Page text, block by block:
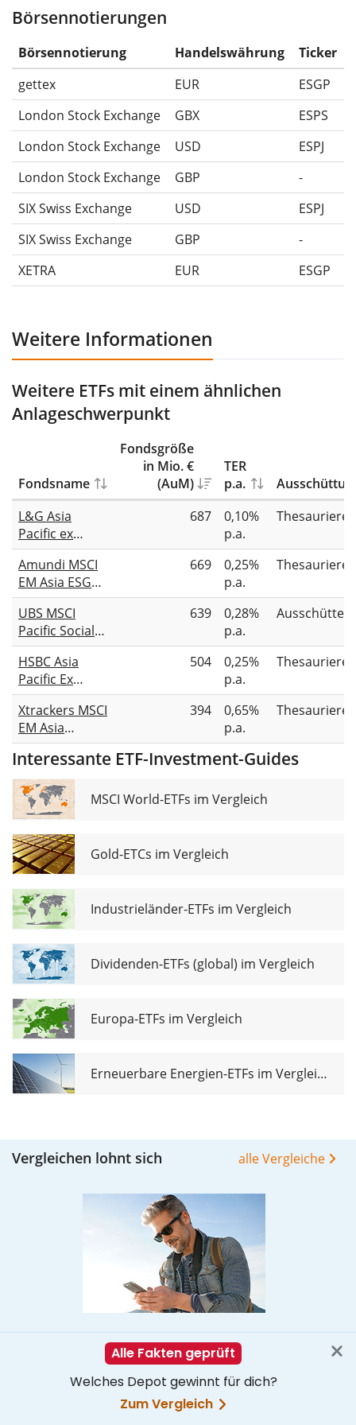
Die Wertentwicklungsangaben für ETFs beinhalten
Ausschüttungen (falls vorhanden).
Börsennotierungen
Börsennotierung Handelswährung
Ticker
gettex
EUR
ESGP
London Stock Exchange
GBX
ESPS
London Stock Exchange
USD
ESPJ
London Stock Exchange
GBP
-
SIX Swiss Exchange
USD
ESPJ
SIX Swiss Exchange
GBP
-
XETRA
EUR ESGP
Weitere Informationen
Weitere ETFs mit einem ähnlichen
Anlageschwerpunkt
Fondsname
Fondsgröße
in Mio. €
(AuM)
TER
p.a.
L&G Asia
Pacific ex
Japan Equity
UCITS ETF
687
0,10%
p.a.
Amundi MSCI
EM Asia ESG
Broad
Transition
UCITS ETF Acc
669
0,25%
p.a.
UBS MSCI
Pacific Socially
Responsible
UCITS ETF USD
dis
639
0,28%
p.a.
HSBC Asia
Pacific Ex
Japan
Screened
Equity UCITS
ETF USD
504
0,25%
p.a.
Xtrackers MSCI
EM Asia
Screened
Swap UCITS
ETF 1C
394
0,65%
p.a.
Interessante ETF-Investment-Guides
MSCI World-ETFs im Vergleich
Gold-ETCs im Vergleich
Industrieländer-ETFs im Vergleich
Dividenden-ETFs (global) im Vergleich
Europa-ETFs im Vergleich
Erneuerbare Energien-ETFs im Vergleich
Vergleichen lohnt sich alle Vergleiche
Online Broker im Vergleich
Ob Kauf oder Verkauf: Das sind die besten Online
Broker-Angebote für ETFs!